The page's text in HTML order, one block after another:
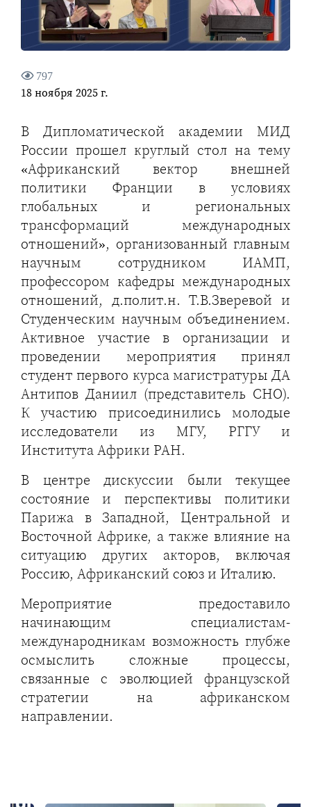
797
18 ноября 2025 г.
В Дипломатической академии МИД
России прошел круглый стол на тему
«Африканский вектор внешней
политики Франции в условиях
глобальных и региональных
трансформаций международных
отношений», организованный главным
научным сотрудником ИАМП,
профессором кафедры международных
отношений, д.полит.н. Т.В.Зверевой и
Студенческим научным объединением.
Активное участие в организации и
проведении мероприятия принял
студент первого курса магистратуры ДА
Антипов Даниил (представитель СНО).
К участию присоединились молодые
исследователи из МГУ, РГГУ и
Института Африки РАН.
В центре дискуссии были текущее
состояние и перспективы политики
Парижа в Западной, Центральной и
Восточной Африке, а также влияние на
ситуацию других акторов, включая
Россию, Африканский союз и Италию.
Мероприятие предоставило
начинающим специалистам-
международникам возможность глубже
осмыслить сложные процессы,
связанные с эволюцией французской
стратегии на африканском
направлении.